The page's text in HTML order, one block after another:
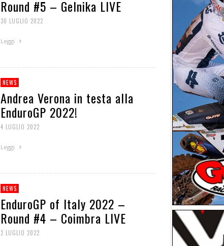
Round #5 – Gelnika LIVE
30 LUGLIO 2022
Leggi
NEWS
Andrea Verona in testa alla
EnduroGP 2022!
4 LUGLIO 2022
Leggi
NEWS
EnduroGP of Italy 2022 –
Round #4 – Coimbra LIVE
2 LUGLIO 2022